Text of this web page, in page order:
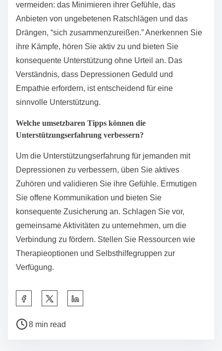
vermeiden: das Minimieren ihrer Gefühle, das
Anbieten von ungebetenen Ratschlägen und das
Drängen, “sich zusammenzureißen.” Anerkennen Sie
ihre Kämpfe, hören Sie aktiv zu und bieten Sie
konsequente Unterstützung ohne Urteil an. Das
Verständnis, dass Depressionen Geduld und
Empathie erfordern, ist entscheidend für eine
sinnvolle Unterstützung.
Welche umsetzbaren Tipps können die
Unterstützungserfahrung verbessern?
Um die Unterstützungserfahrung für jemanden mit
Depressionen zu verbessern, üben Sie aktives
Zuhören und validieren Sie ihre Gefühle. Ermutigen
Sie offene Kommunikation und bieten Sie
konsequente Zusicherung an. Schlagen Sie vor,
gemeinsame Aktivitäten zu unternehmen, um die
Verbindung zu fördern. Stellen Sie Ressourcen wie
Therapieoptionen und Selbsthilfegruppen zur
Verfügung.
a
P
8 min read